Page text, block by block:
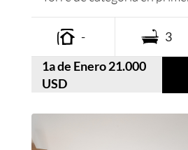
- 3
1a de Enero 21.000
USD